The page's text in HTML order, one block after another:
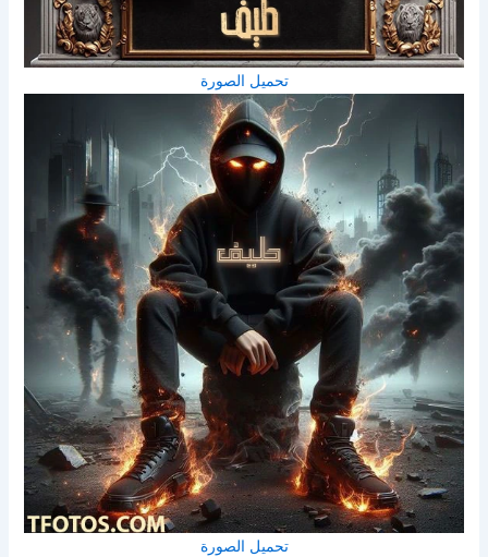
تحميل الصورة
تحميل الصورة